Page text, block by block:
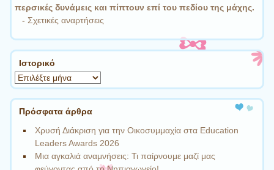
περσικές δυνάμεις και πίπτουν επί του πεδίου της μάχης.
- Σχετικές αναρτήσεις
Ιστορικό
Ιστορικό
Πρόσφατα άρθρα
Χρυσή Διάκριση για την Οικοσυμμαχία στα Education
Leaders Awards 2026
Μια αγκαλιά αναμνήσεις: Τι παίρνουμε μαζί μας